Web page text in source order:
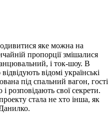
яке можна на
пропорції змішалися
і ток-шоу. В
відомі українські
під спальний вагон, гості
розповідають свої секрети.
стала не хто інша, як